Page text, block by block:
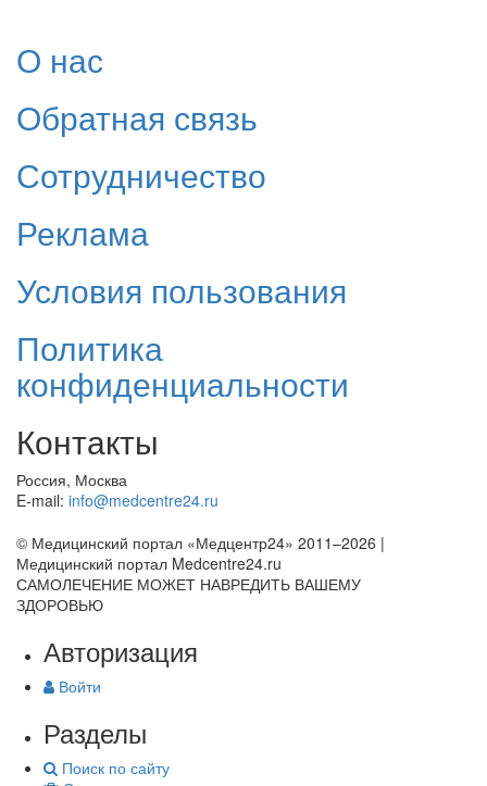
О нас
Обратная связь
Сотрудничество
Реклама
Условия пользования
Политика
конфиденциальности
Контакты
Россия, Москва
E-mail: info@medcentre24.ru
© Медицинский портал «Медцентр24» 2011–2026 |
Медицинский портал Medcentre24.ru
САМОЛЕЧЕНИЕ МОЖЕТ НАВРЕДИТЬ ВАШЕМУ
ЗДОРОВЬЮ
Авторизация
Войти
Разделы
Поиск по сайту